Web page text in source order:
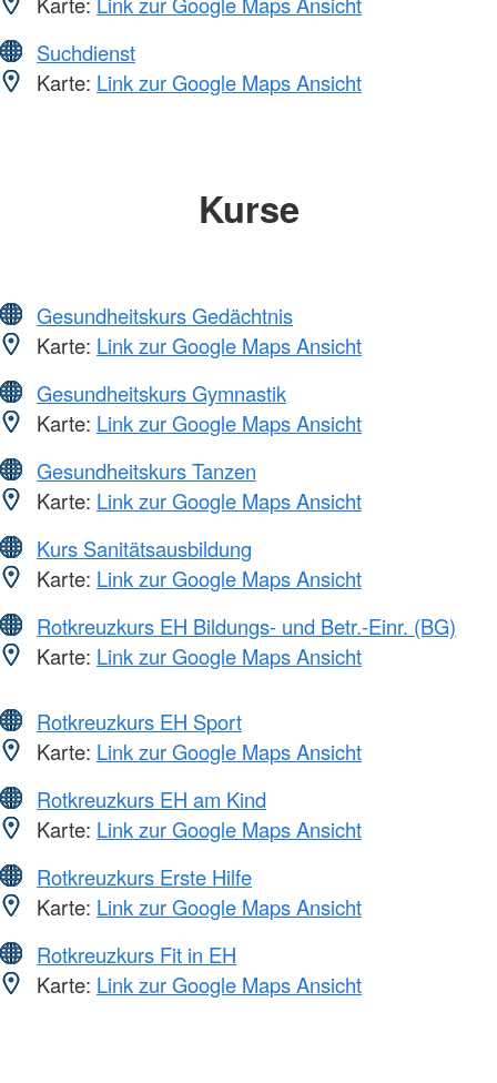
Suchdienst
Karte: Link zur Google Maps Ansicht
Kurse
Gesundheitskurs Gedächtnis
Karte: Link zur Google Maps Ansicht
Gesundheitskurs Gymnastik
Karte: Link zur Google Maps Ansicht
Gesundheitskurs Tanzen
Karte: Link zur Google Maps Ansicht
Kurs Sanitätsausbildung
Karte: Link zur Google Maps Ansicht
Rotkreuzkurs EH Bildungs- und Betr.-Einr. (BG)
Karte: Link zur Google Maps Ansicht
Rotkreuzkurs EH Sport
Karte: Link zur Google Maps Ansicht
Rotkreuzkurs EH am Kind
Karte: Link zur Google Maps Ansicht
Rotkreuzkurs Erste Hilfe
Karte: Link zur Google Maps Ansicht
Rotkreuzkurs Fit in EH
Karte: Link zur Google Maps Ansicht